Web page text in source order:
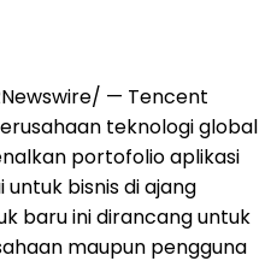
— Tencent
teknologi global
portofolio aplikasi
bisnis di ajang
baru ini dirancang untuk
maupun pengguna